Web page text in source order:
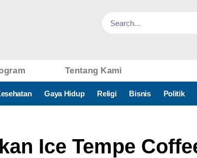
Tentang Kami
Gaya Hidup Religi Bisnis Politik
Ice Tempe